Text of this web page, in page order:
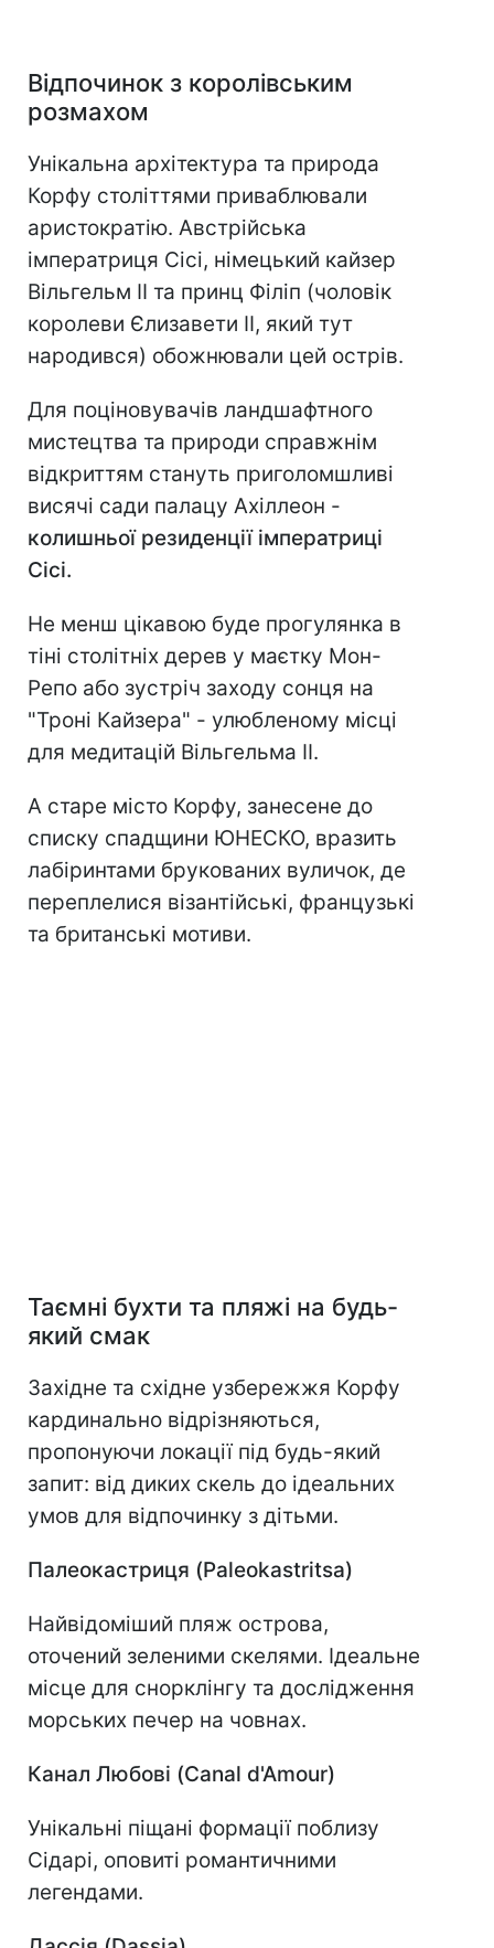
Відпочинок з королівським
розмахом
Унікальна архітектура та природа
Корфу століттями приваблювали
аристократію. Австрійська
імператриця Сісі, німецький кайзер
Вільгельм II та принц Філіп (чоловік
королеви Єлизавети II, який тут
народився) обожнювали цей острів.
Для поціновувачів ландшафтного
мистецтва та природи справжнім
відкриттям стануть приголомшливі
висячі сади палацу Ахіллеон -
колишньої резиденції імператриці
Сісі.
Не менш цікавою буде прогулянка в
тіні столітніх дерев у маєтку Мон-
Репо або зустріч заходу сонця на
"Троні Кайзера" - улюбленому місці
для медитацій Вільгельма II.
А старе місто Корфу, занесене до
списку спадщини ЮНЕСКО, вразить
лабіринтами брукованих вуличок, де
переплелися візантійські, французькі
та британські мотиви.
Таємні бухти та пляжі на будь-
який смак
Західне та східне узбережжя Корфу
кардинально відрізняються,
пропонуючи локації під будь-який
запит: від диких скель до ідеальних
умов для відпочинку з дітьми.
Палеокастриця (Paleokastritsa)
Найвідоміший пляж острова,
оточений зеленими скелями. Ідеальне
місце для снорклінгу та дослідження
морських печер на човнах.
Канал Любові (Canal d'Amour)
Унікальні піщані формації поблизу
Сідарі, оповиті романтичними
легендами.